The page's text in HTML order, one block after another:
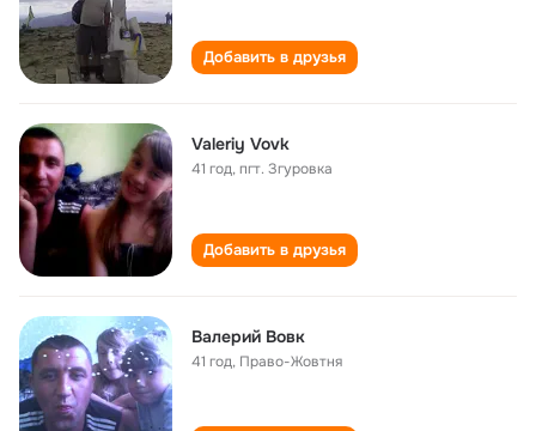
Добавить в друзья
Valeriy Vovk
41 год,пгт. Згуровка
Добавить в друзья
Валерий Вовк
41 год, Право-Жовтня